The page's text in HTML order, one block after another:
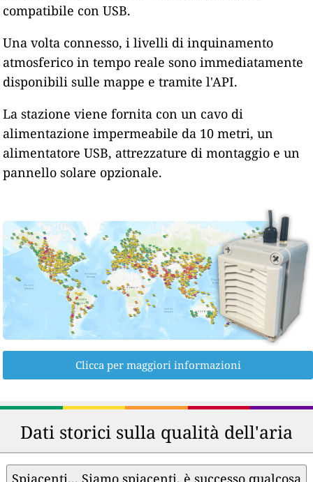
compatibile con USB.
Una volta connesso, i livelli di inquinamento
atmosferico in tempo reale sono immediatamente
disponibili sulle mappe e tramite l'API.
La stazione viene fornita con un cavo di
alimentazione impermeabile da 10 metri, un
alimentatore USB, attrezzature di montaggio e un
pannello solare opzionale.
Clicca per maggiori informazioni
Dati storici sulla qualità dell'aria
Spiacenti... Siamo spiacenti, è successo qualcosa